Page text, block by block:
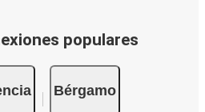
populares
Bérgamo